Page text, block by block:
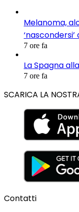
Melanoma,
7 ore fa
La Spagna
7 ore fa
SCARICA LA
Contatti